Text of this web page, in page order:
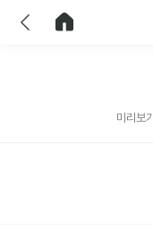
미리보기